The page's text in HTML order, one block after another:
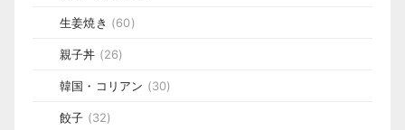
生姜焼き (60)
親子丼 (26)
韓国・コリアン (30)
餃子 (32)